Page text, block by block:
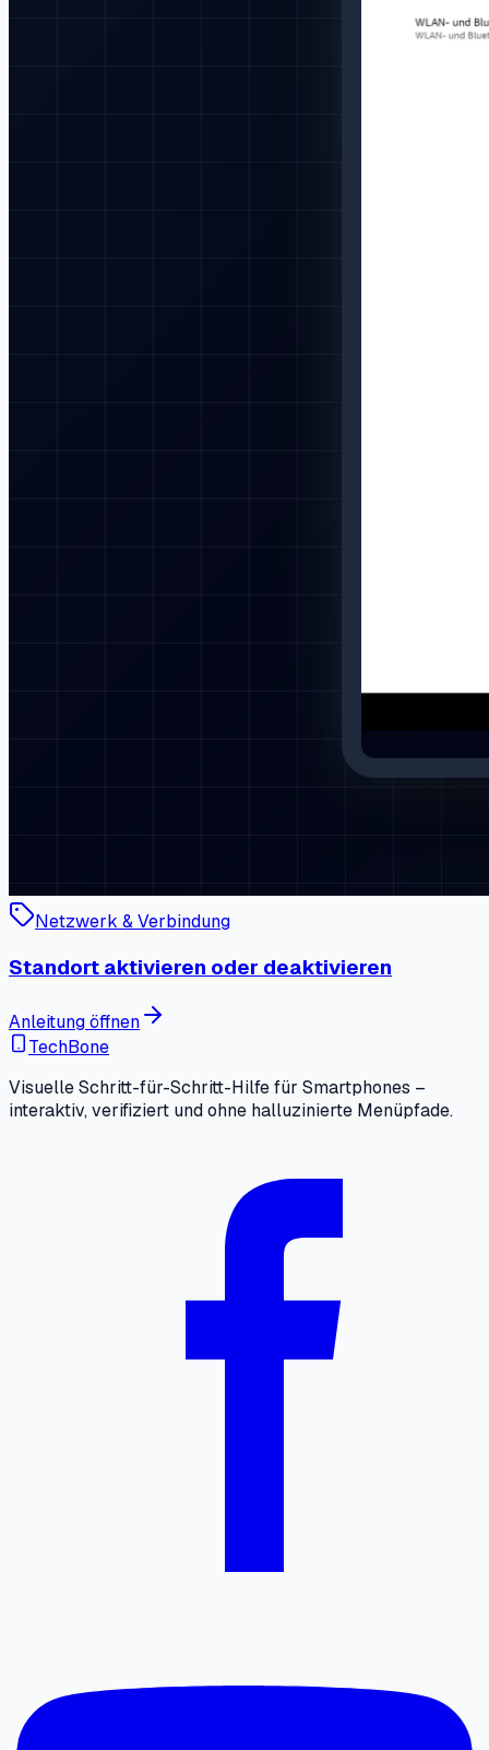
Netzwerk & Verbindung
Standort aktivieren oder deaktivieren
Anleitung öffnen
TechBone
Visuelle Schritt-für-Schritt-Hilfe für Smartphones –
interaktiv, verifiziert und ohne halluzinierte Menüpfade.